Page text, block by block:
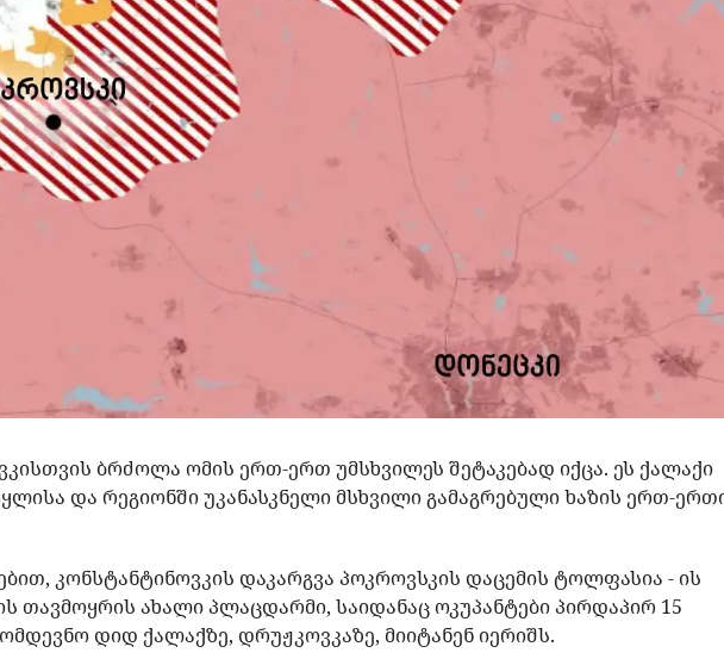
ბრძოლა ომის ერთ-ერთ უმსხვილეს შეტაკებად იქცა. ეს ქალაქი
და რეგიონში უკანასკნელი მსხვილი გამაგრებული ხაზის ერთ-
კონსტანტინოვკის დაკარგვა პოკროვსკის დაცემის ტოლფასია - ის
თავმოყრის ახალი პლაცდარმი, საიდანაც ოკუპანტები პირდაპირ 15
დიდ ქალაქზე, დრუჟკოვკაზე, მიიტანენ იერიშს.